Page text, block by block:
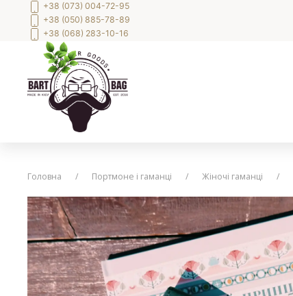
+38 (073) 004-72-95
+38 (050) 885-78-89
+38 (068) 283-10-16
Головна Портмоне і гаманці Жіночі гаманці